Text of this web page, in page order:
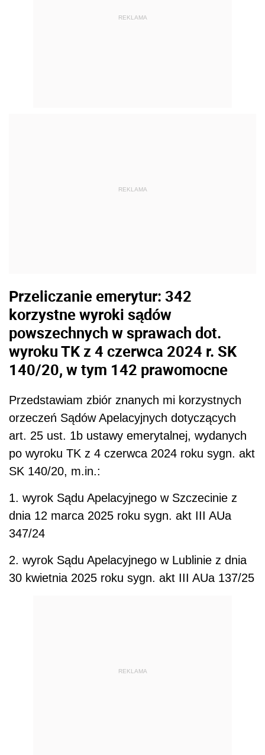
REKLAMA
REKLAMA
Przeliczanie emerytur: 342
korzystne wyroki sądów
powszechnych w sprawach dot.
wyroku TK z 4 czerwca 2024 r. SK
140/20, w tym 142 prawomocne
Przedstawiam zbiór znanych mi korzystnych
orzeczeń Sądów Apelacyjnych dotyczących
art. 25 ust. 1b ustawy emerytalnej, wydanych
po wyroku TK z 4 czerwca 2024 roku sygn. akt
SK 140/20, m.in.:
1. wyrok Sądu Apelacyjnego w Szczecinie z
dnia 12 marca 2025 roku sygn. akt III AUa
347/24
2. wyrok Sądu Apelacyjnego w Lublinie z dnia
30 kwietnia 2025 roku sygn. akt III AUa 137/25
REKLAMA